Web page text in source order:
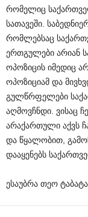
რომელიც
სათავეში.
რომლებსაც
ერთგულები არიან
ოპოზიცის იმედიც
ოპოზიციამ და
გულწრფელები
აღმოვჩნდი. ვისაც
არაქართული აქვს
და წყალობით,
დააყენებს
ესაუბრა თეო